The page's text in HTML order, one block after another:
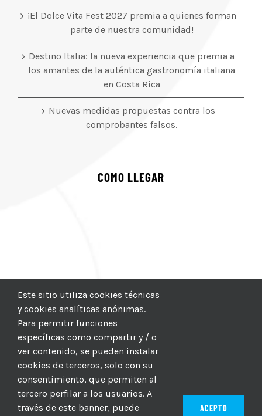
¡El Dolce Vita Fest 2027 premia a quienes forman
parte de nuestra comunidad!
Destino Italia: la nueva experiencia que premia a
los amantes de la auténtica gastronomía italiana
en Costa Rica
Nuevas medidas propuestas contra los
comprobantes falsos.
COMO LLEGAR
Este sitio utiliza cookies técnicas
y cookies analíticas anónimas.
Para permitir funciones
específicas como compartir y / o
ver contenido, se pueden instalar
cookies de terceros, solo con su
consentimiento, que permiten al
tercero perfilar a los usuarios. A
través de este banner, puede
ACEPTO